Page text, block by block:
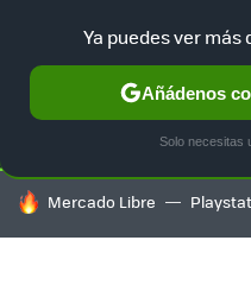
SELECCIÓN GAMING
HOY SE HABLA DE
Mercado Libre
Ya puedes ver más
Añádenos
Solo necesitas